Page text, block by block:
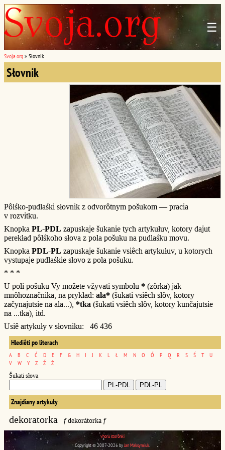
☰
Svoja.org » Słovnik
Słovnik
Pôlśko-pudlaśki słovnik z odvorôtnym pošukom — pracia
v rozvitku.
Knopka PL-PDL zapuskaje šukanie tych artykułuv, kotory dajut
perekład pôlśkoho słova z pola pošuku na pudlaśku movu.
Knopka PDL-PL zapuskaje šukanie vsiêch artykułuv, u kotorych
vystupaje pudlaśkie słovo z pola pošuku.
* * *
U poli pošuku Vy možete vžyvati symbolu * (zôrka) jak
mnôhoznačnika, na prykład: ala* (šukati vsiêch słôv, kotory
začynajutsie na ala...), *tka (šukati vsiêch słôv, kotory kunčajutsie
na ...tka), itd.
Usiê artykuły v słovniku: 46 436
Hlediêti po literach
A B C Ć D E F G H I J K L Ł M N O Ó P Q R S Ś T
U
V
W Y Z Ź Ż
Šukati słova
Znajdiany artykuły
dekoratorka fdekorátorka f
vhoru storônki
Copyright © 2007-2026 byJan Maksymiuk